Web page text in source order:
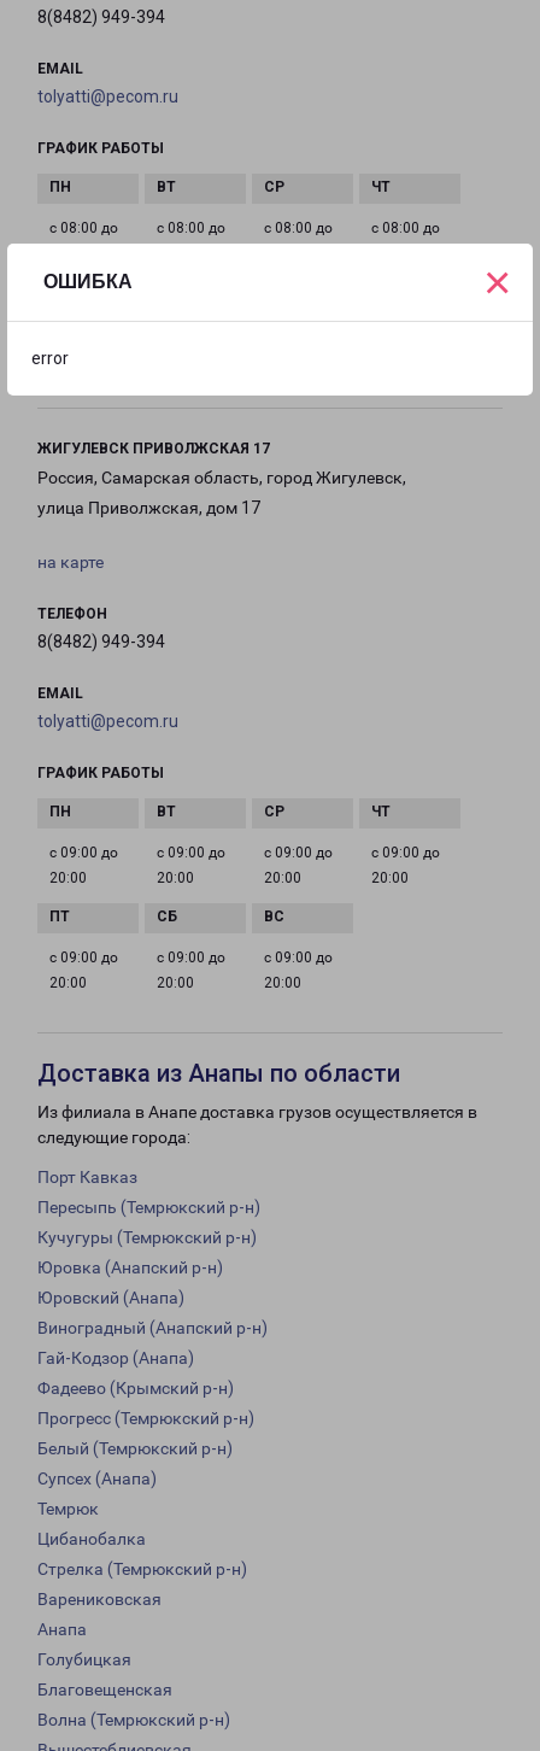
ОШИБКА
error
×
8(8482) 949-394
EMAIL
tolyatti@pecom.ru
ГРАФИК РАБОТЫ
с 08:00 до
с 08:00 до
с 08:00 до
с 08:00 до
20:00
ЖИГУЛЕВСК ПРИВОЛЖСКАЯ 17
Россия, Самарская область, город Жигулевск,
улица Приволжская, дом 17
на карте
ТЕЛЕФОН
8(8482) 949-394
EMAIL
tolyatti@pecom.ru
ГРАФИК РАБОТЫ
с 09:00 до
20:00
с 09:00 до
20:00
с 09:00 до
20:00
с 09:00 до
20:00
с 09:00 до
20:00
с 09:00 до
20:00
с 09:00 до
20:00
Доставка из Анапы по области
Из филиала в Анапе доставка грузов осуществляется в
следующие города:
Порт Кавказ
Пересыпь (Темрюкский р-н)
Кучугуры (Темрюкский р-н)
Юровка (Анапский р-н)
Юровский (Анапа)
Виноградный (Анапский р-н)
Гай-Кодзор (Анапа)
Фадеево (Крымский р-н)
Прогресс (Темрюкский р-н)
Белый (Темрюкский р-н)
Супсех (Анапа)
Темрюк
Цибанобалка
Стрелка (Темрюкский р-н)
Варениковская
Анапа
Голубицкая
Благовещенская
Волна (Темрюкский р-н)